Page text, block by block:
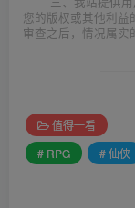
您的版权或其他利益
审查之后，情况属实
值得一看
# RPG
# 仙侠